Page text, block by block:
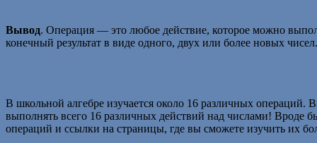
Вывод. Операция — это любое действие, которое можно
конечный результат в виде одного, двух или более новых чисел.
В школьной алгебре изучается около 16 различных операций.
выполнять всего 16 различных действий над числами! Вроде
операций и ссылки на страницы, где вы сможете изучить их